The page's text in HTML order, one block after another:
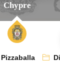
Chypre